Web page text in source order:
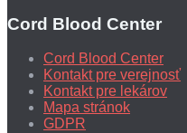
Cord Blood Center
Cord Blood Center
Kontakt pre verejnosť
Kontakt pre lekárov
Mapa stránok
GDPR